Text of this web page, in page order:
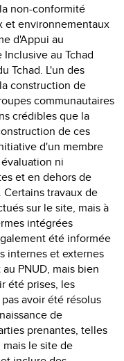
non-conformité
et environnementaux
d'Appui au
au Tchad
Tchad. L'un des
construction de
communautaires
crédibles que la
de ces
d'un membre
ni
et en dehors de
travaux de
sur le site, mais à
intégrées
été informée
internes et externes
PNUD, mais bien
été prises, les
avoir été résolus
de
prenantes, telles
le site de